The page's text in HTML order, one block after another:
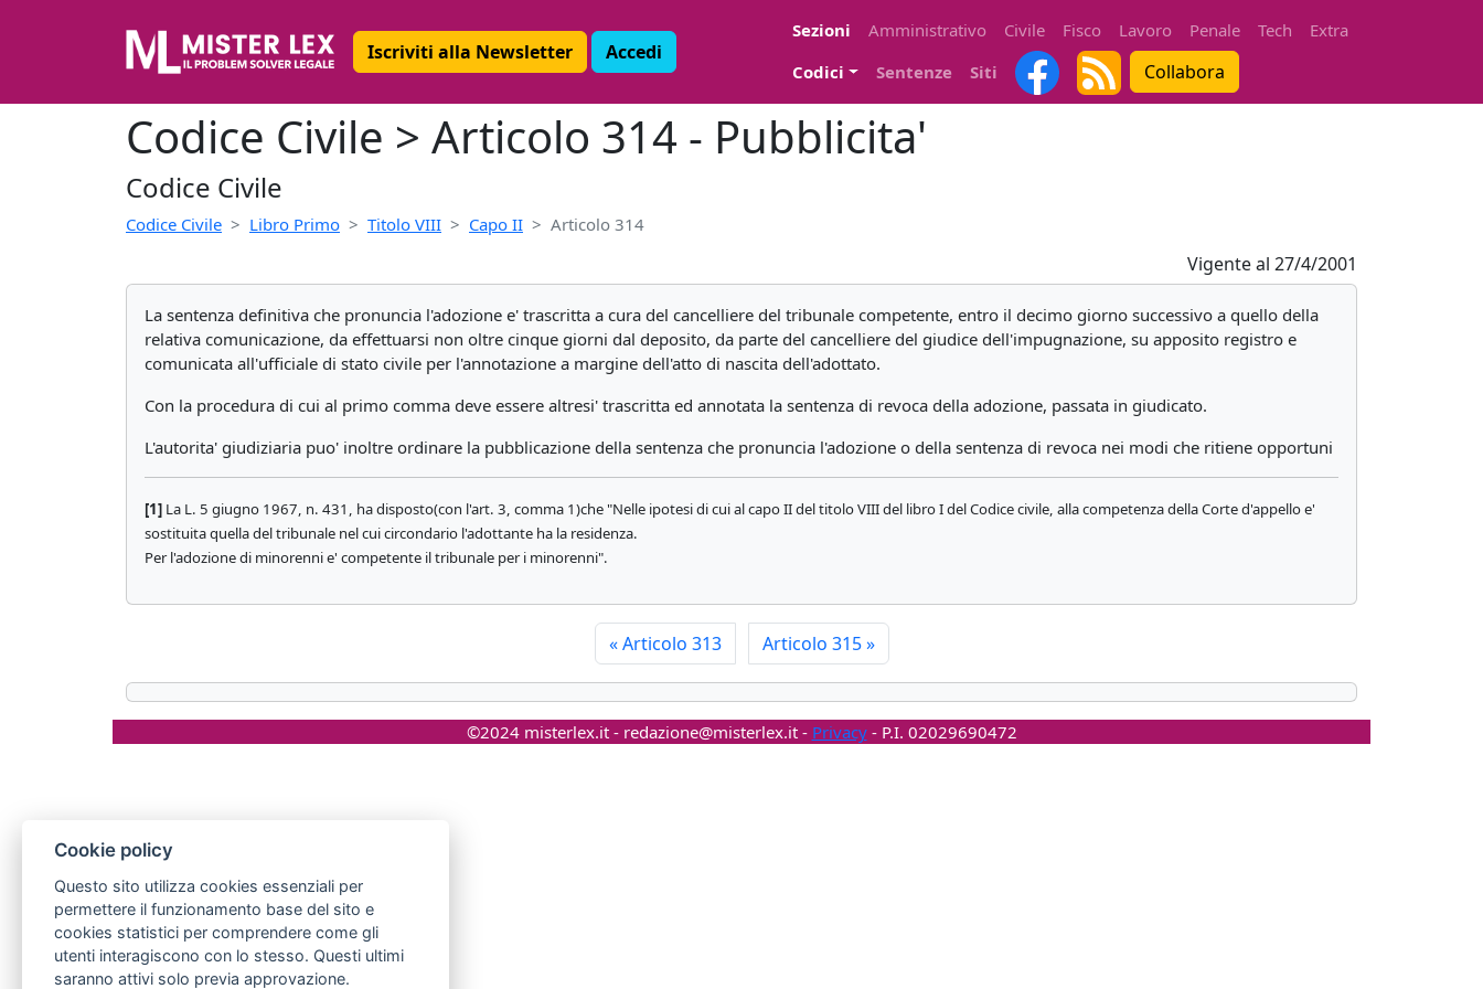
Iscriviti alla Newsletter Accedi
Sezioni Amministrativo Civile Fisco Lavoro Penale Tech
Extra
Codici
Sentenze Siti Collabora
Codice Civile > Articolo 314 - Pubblicita'
Codice Civile
Codice Civile Libro Primo Titolo VIII Capo II Articolo 314
Vigente al 27/4/2001
La sentenza definitiva che pronuncia l'adozione e' trascritta a cura del cancelliere del tribunale competente, entro il decimo giorno successivo a quello della
relativa comunicazione, da effettuarsi non oltre cinque giorni dal deposito, da parte del cancelliere del giudice dell'impugnazione, su apposito registro e
comunicata all'ufficiale di stato civile per l'annotazione a margine dell'atto di nascita dell'adottato.
Con la procedura di cui al primo comma deve essere altresi' trascritta ed annotata la sentenza di revoca della adozione, passata in giudicato.
L'autorita' giudiziaria puo' inoltre ordinare la pubblicazione della sentenza che pronuncia l'adozione o della sentenza di revoca nei modi che ritiene opportuni
[1] La L. 5 giugno 1967, n. 431, ha disposto(con l'art. 3, comma 1)che "Nelle ipotesi di cui al capo II del titolo VIII del libro I del Codice civile, alla competenza della Corte d'appello e'
sostituita quella del tribunale nel cui circondario l'adottante ha la residenza.
Per l'adozione di minorenni e' competente il tribunale per i minorenni".
«Articolo 313 Articolo 315»
©2024 misterlex.it - redazione@misterlex.it- Privacy- P.I. 02029690472
Cookie policy
Questo sito utilizza cookies essenziali per
permettere il funzionamento base del sito e
cookies statistici per comprendere come gli
utenti interagiscono con lo stesso. Questi ultimi
saranno attivi solo previa approvazione.